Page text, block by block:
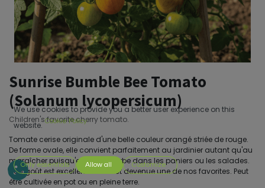
Sunrise Bumble Bee Tomato
(Solanum lycopersicum)
Children's favorite cherry tomato.
Tomate cerise originale d'une belle couleur orangé striée de rouge.
De forme ovale, elle convient parfaitement au jardinier autant qu'au
maraîcher puisqu'elle est superbe dans les paniers ou les salades.
Son goût est excellent et elle est devenue une de nos favorites. Peut
être cultivée en pot ou en pleine terre.
We use cookies to provide you a better user experience on this
website. Cookie Policy
Only essentials Allow all Customize